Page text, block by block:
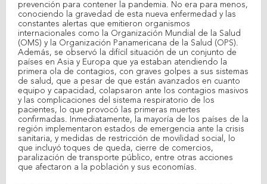
prevención para contener la pandemia. No era para menos,
conociendo la gravedad de esta nueva enfermedad y las
constantes alertas que emitieron organismos
internacionales como la Organización Mundial de la Salud
(OMS) y la Organización Panamericana de la Salud (OPS).
Además, se observó la difícil situación de un conjunto de
países en Asia y Europa que ya estaban atendiendo la
primera ola de contagios, con graves golpes a sus sistemas
de salud, que a pesar de que están avanzados en cuanto
equipo y capacidad, colapsaron ante los contagios masivos
y las complicaciones del sistema respiratorio de los
pacientes, lo que provocó las primeras muertes
confirmadas. Inmediatamente, la mayoría de los países de la
región implementaron estados de emergencia ante la crisis
sanitaria, y medidas de restricción de movilidad social, lo
que incluyó toques de queda, cierre de comercios,
paralización de transporte público, entre otras acciones
que afectaron a la población y sus economías.